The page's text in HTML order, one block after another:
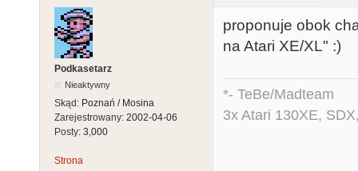
Podkasetarz
Nieaktywny
Skąd: Poznań / Mosina
Zarejestrowany: 2002-04-06
Posty: 3,000
proponuje obok
na Atari XE/XL" :)
*- TeBe/Madteam
3x Atari 130XE,
Strona